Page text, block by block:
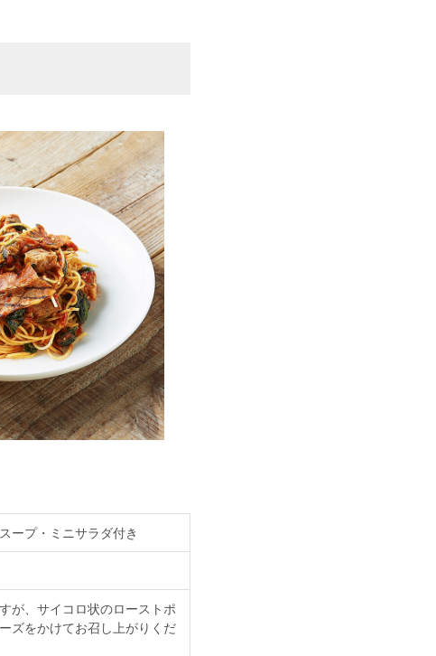
ープ・ミニサラダ付き
が、サイコロ状のローストポ
ズをかけてお召し上がりくだ